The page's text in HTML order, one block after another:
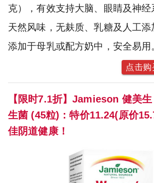
克），有效支持大脑、眼睛及神经
天然风味，无麸质、乳糖及人工
添加于母乳或配方奶中，安全易用
点击购
【限时7.1折】Jamieson 健美
生菌 (45粒)：特价11.24(原价
佳阴道健康！